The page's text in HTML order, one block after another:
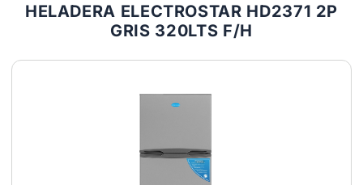
HELADERA ELECTROSTAR HD2371 2P
GRIS 320LTS F/H